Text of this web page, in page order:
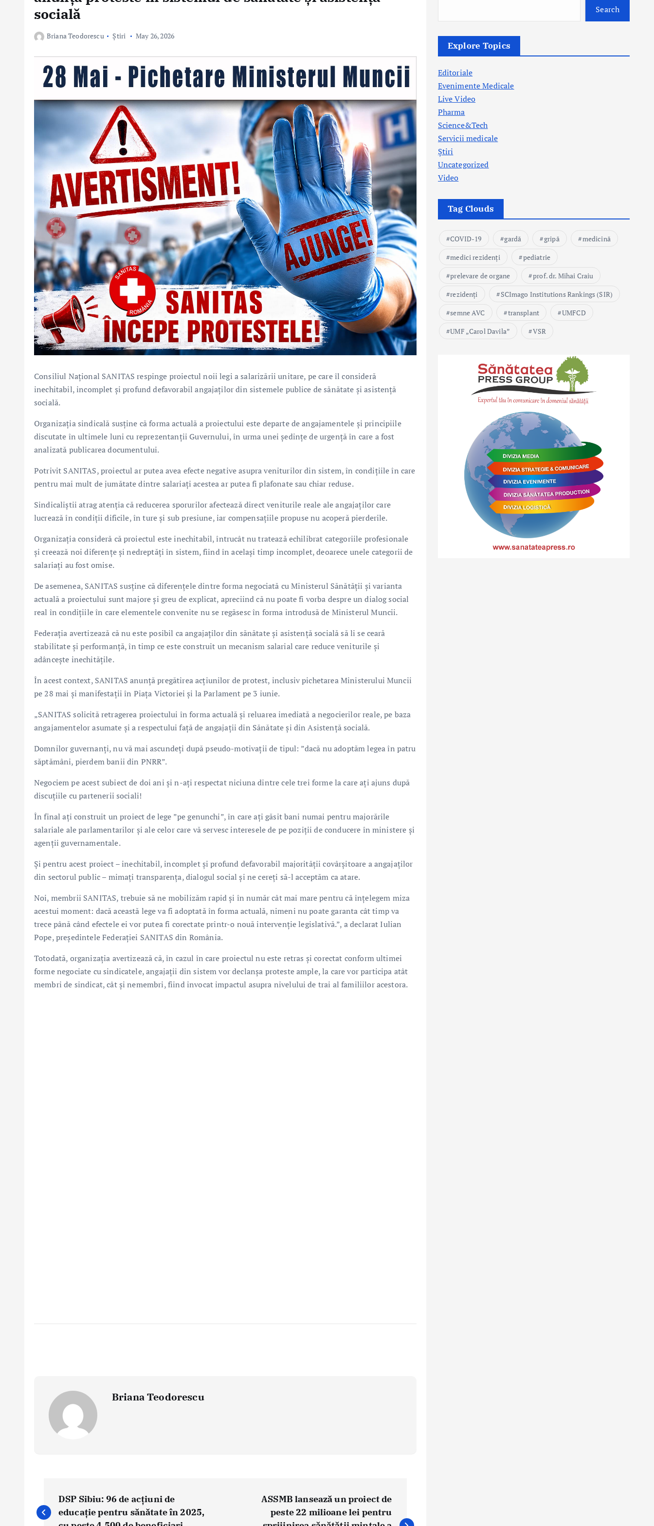
socială
Briana Teodorescu Știri May 26, 2026
Consiliul Național SANITAS respinge proiectul noii legi a salarizării unitare, pe care îl consideră
inechitabil, incomplet și profund defavorabil angajaților din sistemele publice de sănătate și asistență
socială.
Organizația sindicală susține că forma actuală a proiectului este departe de angajamentele și principiile
discutate în ultimele luni cu reprezentanții Guvernului, în urma unei ședințe de urgență în care a fost
analizată publicarea documentului.
Potrivit SANITAS, proiectul ar putea avea efecte negative asupra veniturilor din sistem, în condițiile în care
pentru mai mult de jumătate dintre salariați acestea ar putea fi plafonate sau chiar reduse.
Sindicaliștii atrag atenția că reducerea sporurilor afectează direct veniturile reale ale angajaților care
lucrează în condiții dificile, în ture și sub presiune, iar compensațiile propuse nu acoperă pierderile.
Organizația consideră că proiectul este inechitabil, întrucât nu tratează echilibrat categoriile profesionale
și creează noi diferențe și nedreptăți în sistem, fiind în același timp incomplet, deoarece unele categorii de
salariați au fost omise.
De asemenea, SANITAS susține că diferențele dintre forma negociată cu Ministerul Sănătății și varianta
actuală a proiectului sunt majore și greu de explicat, apreciind că nu poate fi vorba despre un dialog social
real în condițiile în care elementele convenite nu se regăsesc în forma introdusă de Ministerul Muncii.
Federația avertizează că nu este posibil ca angajaților din sănătate și asistență socială să li se ceară
stabilitate și performanță, în timp ce este construit un mecanism salarial care reduce veniturile și
adâncește inechitățile.
În acest context, SANITAS anunță pregătirea acțiunilor de protest, inclusiv pichetarea Ministerului Muncii
pe 28 mai și manifestații în Piața Victoriei și la Parlament pe 3 iunie.
„SANITAS solicită retragerea proiectului în forma actuală și reluarea imediată a negocierilor reale, pe baza
angajamentelor asumate și a respectului față de angajații din Sănătate și din Asistență socială.
Domnilor guvernanți, nu vă mai ascundeți după pseudo-motivații de tipul: ”dacă nu adoptăm legea în patru
săptămâni, pierdem banii din PNRR”.
Negociem pe acest subiect de doi ani și n-ați respectat niciuna dintre cele trei forme la care ați ajuns după
discuțiile cu partenerii sociali!
În final ați construit un proiect de lege ”pe genunchi”, în care ați găsit bani numai pentru majorările
salariale ale parlamentarilor și ale celor care vă servesc interesele de pe poziții de conducere în ministere și
agenții guvernamentale.
Și pentru acest proiect – inechitabil, incomplet și profund defavorabil majorității covârșitoare a angajaților
din sectorul public – mimați transparența, dialogul social și ne cereți să-l acceptăm ca atare.
Noi, membrii SANITAS, trebuie să ne mobilizăm rapid și în număr cât mai mare pentru că înțelegem miza
acestui moment: dacă această lege va fi adoptată în forma actuală, nimeni nu poate garanta cât timp va
trece până când efectele ei vor putea fi corectate printr-o nouă intervenție legislativă.”, a declarat Iulian
Pope, președintele Federației SANITAS din România.
Totodată, organizația avertizează că, în cazul în care proiectul nu este retras și corectat conform ultimei
forme negociate cu sindicatele, angajații din sistem vor declanșa proteste ample, la care vor participa atât
membri de sindicat, cât și nemembri, fiind invocat impactul asupra nivelului de trai al familiilor acestora.
Briana Teodorescu
s
DSP Sibiu: 96 de acțiuni de
educație pentru sănătate în 2025,
ASSMB lansează un proiect de
peste 22 milioane lei pentru
Search
Explore Topics
Editoriale
Evenimente Medicale
Live Video
Pharma
Science&Tech
Servicii medicale
Știri
Uncategorized
Video
Tag Clouds
COVID-19 gardă gripă
medicină
medici rezidenți
pediatrie
prelevare de organe
prof. dr. Mihai Craiu
rezidenți
SCImago Institutions Rankings (SIR)
semne AVC
transplant
UMFCD
UMF „Carol Davila”
VSR